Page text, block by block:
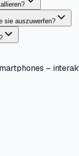
sie auszuwerfen?
–